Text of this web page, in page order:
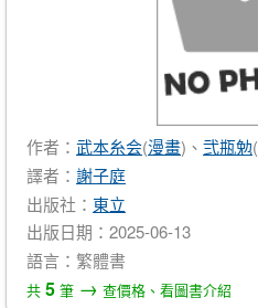
作者： 武本糸会(漫畫)、 弐瓶勉(
譯者： 謝子庭
出版社： 東立
出版日期：2025-06-13
語言：繁體書
共 5 筆 → 查價格、看圖書介紹